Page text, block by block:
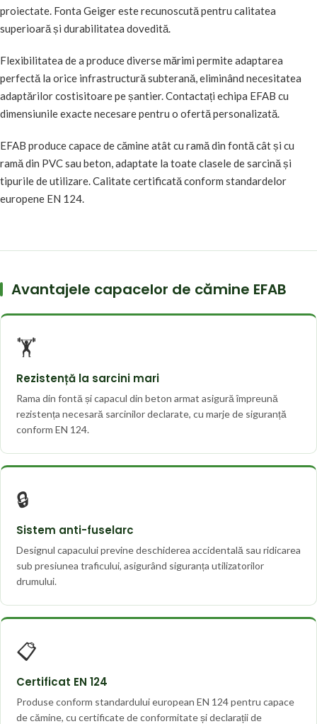
proiectate. Fonta Geiger este recunoscută pentru calitatea
superioară și durabilitatea dovedită.
Flexibilitatea de a produce diverse mărimi permite adaptarea
perfectă la orice infrastructură subterană, eliminând necesitatea
adaptărilor costisitoare pe șantier. Contactați echipa EFAB cu
dimensiunile exacte necesare pentru o ofertă personalizată.
EFAB produce capace de cămine atât cu ramă din fontă cât și cu
ramă din PVC sau beton, adaptate la toate clasele de sarcină și
tipurile de utilizare. Calitate certificată conform standardelor
europene EN 124.
Avantajele capacelor de cămine EFAB
🏋️
Rezistență la sarcini mari
Rama din fontă și capacul din beton armat asigură împreună
rezistența necesară sarcinilor declarate, cu marje de siguranță
conform EN 124.
🔒
Sistem anti-fuselarc
Designul capacului previne deschiderea accidentală sau ridicarea
sub presiunea traficului, asigurând siguranța utilizatorilor
drumului.
📋
Certificat EN 124
Produse conform standardului european EN 124 pentru capace
de cămine, cu certificate de conformitate și declarații de